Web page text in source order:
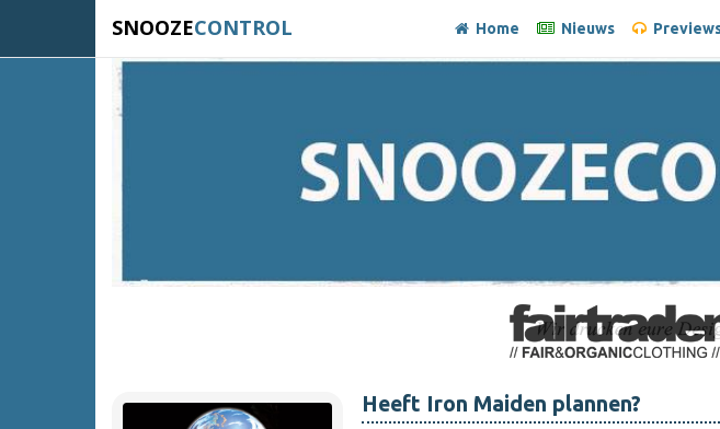
SNOOZECONTROL Home Nieuws
Heeft Iron Maiden plannen?